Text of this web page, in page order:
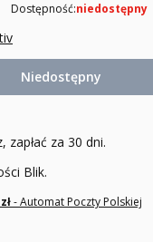
Dostępność:niedostępny
Niedostępny
zapłać za 30 dni.
Blik.
- Automat Poczty Polskiej